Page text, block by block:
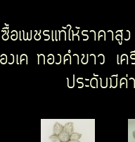
อเพชรแท้ให้ราคา
เค ทองคำขาว เ
ประดับมี